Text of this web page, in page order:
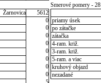
Žarnovica
5612
0
0
0
0
0
0
0
0
Smerové pomery - 28
priamy úsek
po zátačke
zátačka
4-ram. križ.
3-ram. križ.
5-ram. a viac
kruhový objazd
nezadané